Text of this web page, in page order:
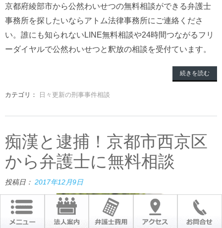
京都府綾部市から公然わいせつの無料相談ができる弁護士
事務所を探したいならアトム法律事務所にご連絡くださ
い。誰にも知られないLINE無料相談や24時間つながるフリ
ーダイヤルで公然わいせつと釈放の相談を受付ています。
続きを読む
カテゴリ： 日々更新の刑事事件相談
痴漢と逮捕！京都市西京区
から弁護士に無料相談
投稿日： 2017年12月9日